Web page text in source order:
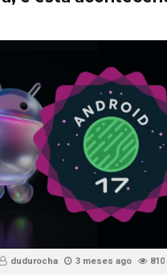
dudurocha 3 meses ago 810